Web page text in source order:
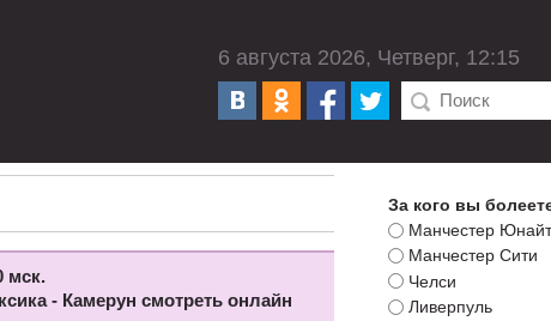
6 августа 2026, Четверг, 12:15
мск.
- Камерун смотреть онлайн
За кого вы
Манчестер
Манчестер Сити
Челси
Ливерпуль